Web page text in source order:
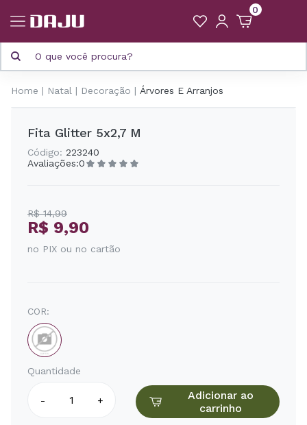
0
Home Natal Decoração Árvores E Arranjos
Fita Glitter 5x2,7 M
Código: 223240
Avaliações:0
R$ 14,99
R$ 9,90
no PIX ou no cartão
COR:
Quantidade
- +
Adicionar ao
carrinho